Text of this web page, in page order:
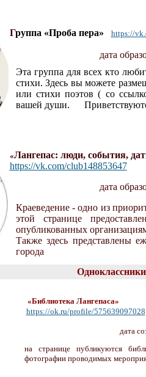
Группа «Проба пера» https://
дата
Эта группа для всех кто
стихи. Здесь вы можете
или стихи поэтов ( со
вашей души.
«Лангепас: люди, события,
https://vk.com/club148853647
дата
Краеведение - одно из
этой странице
опубликованных
Также здесь представлены
города
Одноклассники
«Библиотека Лангепаса»
https://ok.ru/profile/575639097028
дата
на странице публикуются
фотографии проводимых